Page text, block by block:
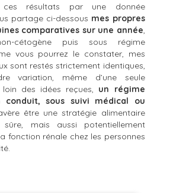
ces résultats par une donnée
partage ci-dessous mes propres
comparatives sur une année,
cétogène puis sous régime
vous pourrez le constater, mes
sont restés strictement identiques,
variation, même d’une seule
loin des idées reçues, un régime
conduit, sous suivi médical ou
être une stratégie alimentaire
sûre, mais aussi potentiellement
fonction rénale chez les personnes